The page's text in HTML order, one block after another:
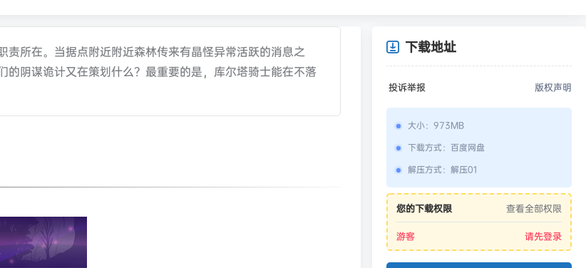
所在。当据点附近附近森林传来有晶怪异常活跃的消息之
阴谋诡计又在策划什么？最重要的是，库尔塔骑士能在不落
下载地址
投诉举报 版权声明
大小： 973MB
下载方式： 百度网盘
解压方式： 解压01
您的下载权限 查看全部权限
游客 请先登录